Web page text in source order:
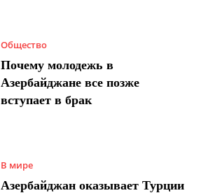
Общество
Почему молодежь в
Азербайджане все позже
вступает в брак
В мире
Азербайджан оказывает Турции